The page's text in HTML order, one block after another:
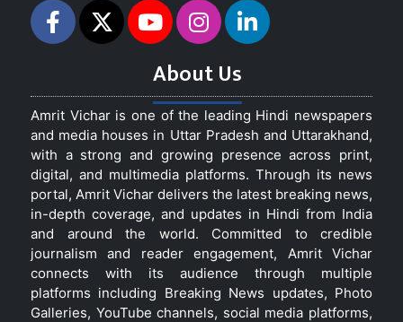
About Us
Amrit Vichar is one of the leading Hindi newspapers
and media houses in Uttar Pradesh and Uttarakhand,
with a strong and growing presence across print,
digital, and multimedia platforms. Through its news
portal, Amrit Vichar delivers the latest breaking news,
in-depth coverage, and updates in Hindi from India
and around the world. Committed to credible
journalism and reader engagement, Amrit Vichar
connects with its audience through multiple
platforms including Breaking News updates, Photo
Galleries, YouTube channels, social media platforms,